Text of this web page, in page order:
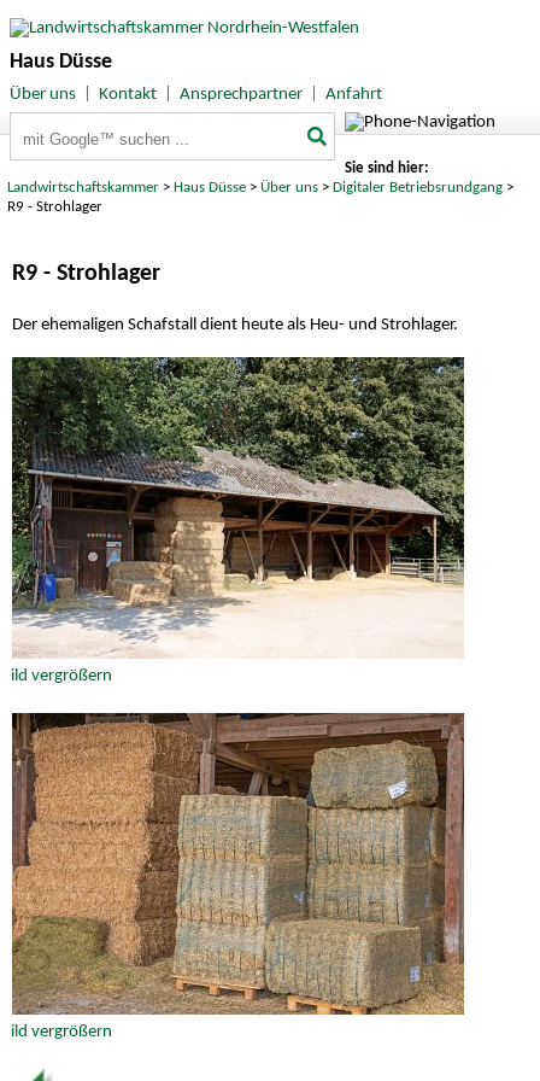
Haus Düsse
Über uns| Kontakt| Ansprechpartner| Anfahrt
Sie sind hier:
Landwirtschaftskammer > Haus Düsse >Über uns > Digitaler Betriebsrundgang >
R9 - Strohlager
R9 - Strohlager
Der ehemaligen Schafstall dient heute als Heu- und Strohlager.